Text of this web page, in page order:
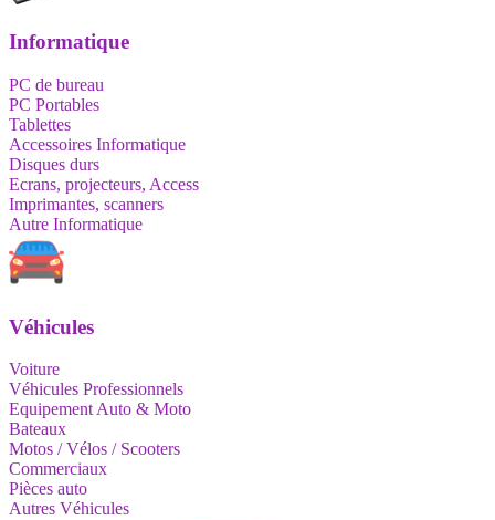
Informatique
PC de bureau
PC Portables
Tablettes
Accessoires Informatique
Disques durs
Ecrans, projecteurs, Access
Imprimantes, scanners
Autre Informatique
Véhicules
Voiture
Véhicules Professionnels
Equipement Auto & Moto
Bateaux
Motos / Vélos / Scooters
Commerciaux
Pièces auto
Autres Véhicules